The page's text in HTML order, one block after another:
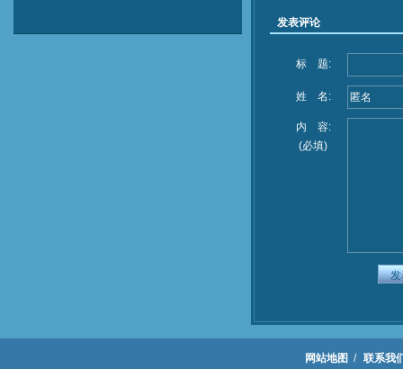
发表评论
标 题:
姓 名:
内 容:
(必填)
网站地图 /
联系我